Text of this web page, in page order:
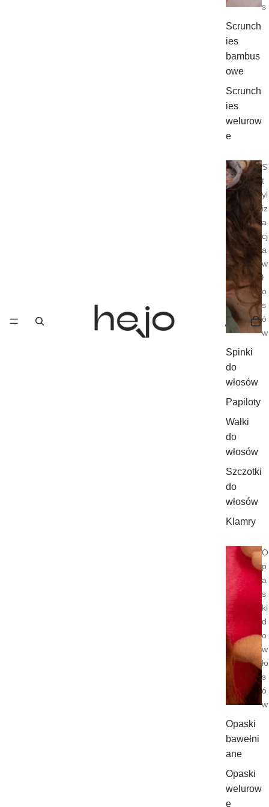
s
Scrunch
ies
bambus
owe
Scrunch
ies
welurow
e
S
t
yl
iz
a
cj
a
w
ł
o
s
ó
w
Spinki
do
włosów
Papiloty
Wałki
do
włosów
Szczotki
do
włosów
Klamry
O
p
a
s
ki
d
o
w
ło
s
ó
w
Opaski
bawełni
ane
Opaski
welurow
e